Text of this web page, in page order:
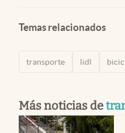
Temas relacionados
transporte lidl
Más noticias de